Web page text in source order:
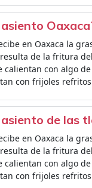
asiento
en Oaxaca la
de la fritura
calientan con algo
con frijoles
asiento de las
en Oaxaca la
de la fritura
calientan con algo
con frijoles